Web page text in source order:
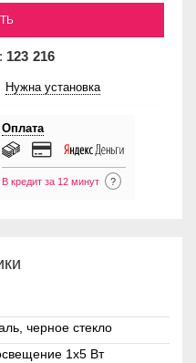
123 216
Нужна установка
Оплата
В кредит за 12 минут ?
черное стекло
1x5 Вт